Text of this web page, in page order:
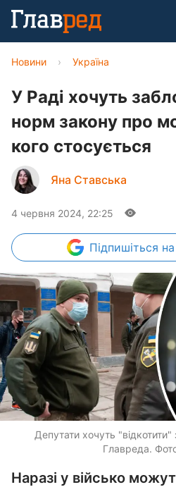
Новини › Україна
У Раді хочуть
норм закону про
кого стосується
Яна Ставська
4 червня 2024, 22:25
Підпишіться
Депутати хочуть
Главреда.
Наразі у військо